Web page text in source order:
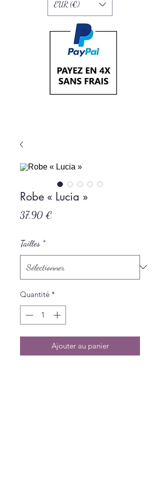
EUR (€)
Robe « Lucia »
37,90 €
Tailles *
Quantité *
Ajouter au panier